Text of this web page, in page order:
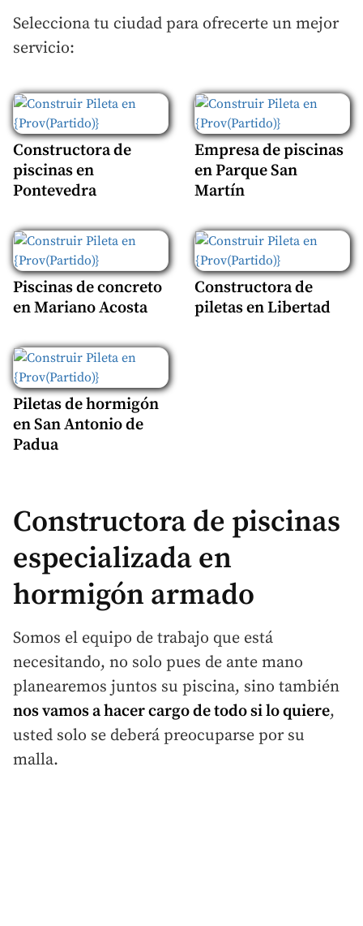
Selecciona tu ciudad para ofrecerte un mejor
servicio:
Constructora de
piscinas en
Pontevedra
Empresa de piscinas
en Parque San
Martín
Piscinas de concreto
en Mariano Acosta
Constructora de
piletas en Libertad
Piletas de hormigón
en San Antonio de
Padua
Constructora de piscinas
especializada en
hormigón armado
Somos el equipo de trabajo que está
necesitando, no solo pues de ante mano
planearemos juntos su piscina, sino también
nos vamos a hacer cargo de todo si lo quiere,
usted solo se deberá preocuparse por su
malla.